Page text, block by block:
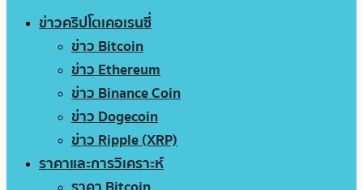
ข่าวคริปโตเคอเรนซี่
ข่าว Bitcoin
ข่าว Ethereum
ข่าว Binance Coin
ข่าว Dogecoin
ข่าว Ripple (XRP)
ราคาและการวิเคราะห์